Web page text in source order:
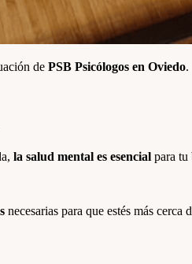
de PSB Psicólogos en Oviedo.
la salud mental es esencial para tu
necesarias para que estés más